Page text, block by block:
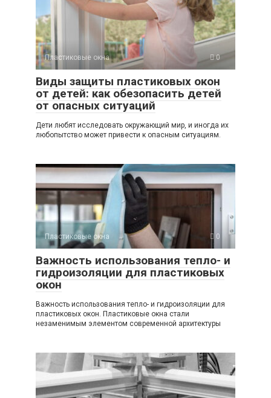
Пластиковые окна 0
Виды защиты пластиковых окон
от детей: как обезопасить детей
от опасных ситуаций
Дети любят исследовать окружающий мир, и иногда их
любопытство может привести к опасным ситуациям.
Пластиковые окна 0
Важность использования тепло- и
гидроизоляции для пластиковых
окон
Важность использования тепло- и гидроизоляции для
пластиковых окон. Пластиковые окна стали
незаменимым элементом современной архитектуры